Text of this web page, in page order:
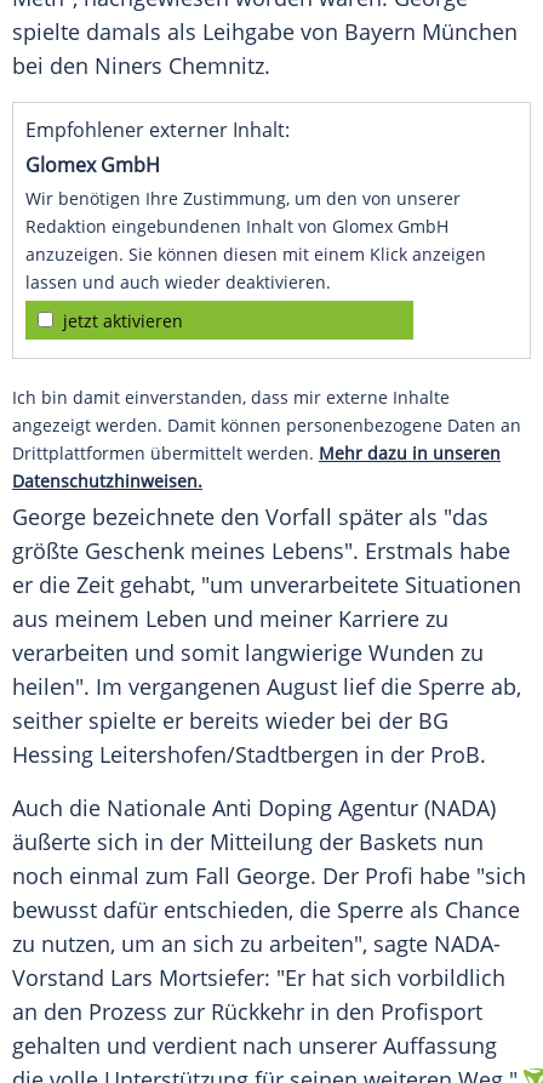
spielte damals als Leihgabe von Bayern München
bei den Niners Chemnitz.
Empfohlener externer Inhalt:
Glomex GmbH
Wir benötigen Ihre Zustimmung, um den von unserer
Redaktion eingebundenen Inhalt von Glomex GmbH
anzuzeigen. Sie können diesen mit einem Klick anzeigen
lassen und auch wieder deaktivieren.
jetzt aktivieren
Ich bin damit einverstanden, dass mir externe Inhalte
angezeigt werden. Damit können personenbezogene Daten an
Drittplattformen übermittelt werden. Mehr dazu in unseren
Datenschutzhinweisen.
George bezeichnete den Vorfall später als "das
größte Geschenk meines Lebens". Erstmals habe
er die Zeit gehabt, "um unverarbeitete Situationen
aus meinem Leben und meiner Karriere zu
verarbeiten und somit langwierige Wunden zu
heilen". Im vergangenen August lief die Sperre ab,
seither spielte er bereits wieder bei der BG
Hessing Leitershofen/Stadtbergen in der ProB.
Auch die Nationale Anti Doping Agentur (NADA)
äußerte sich in der Mitteilung der Baskets nun
noch einmal zum Fall George. Der Profi habe "sich
bewusst dafür entschieden, die Sperre als Chance
zu nutzen, um an sich zu arbeiten", sagte NADA-
Vorstand Lars Mortsiefer: "Er hat sich vorbildlich
an den Prozess zur Rückkehr in den Profisport
gehalten und verdient nach unserer Auffassung